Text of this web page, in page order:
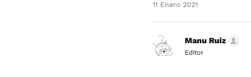
11 Enero 2021
Manu Ruiz
Editor